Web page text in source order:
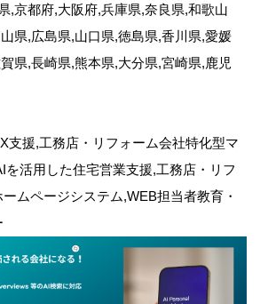
,京都府,大阪府,兵庫県,奈良県,和歌山
県,広島県,山口県,徳島県,香川県,愛媛
県,長崎県,熊本県,大分県,宮崎県,鹿児
支援,工務店・リフォーム会社特化型マ
を活用した住宅営業支援,工務店・リフ
ムページシステム,WEB担当者教育・